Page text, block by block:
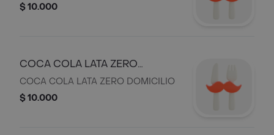
$ 10.000
COCA COLA LATA ZERO
DOMICILIO
COCA COLA LATA ZERO DOMICILIO
$ 10.000